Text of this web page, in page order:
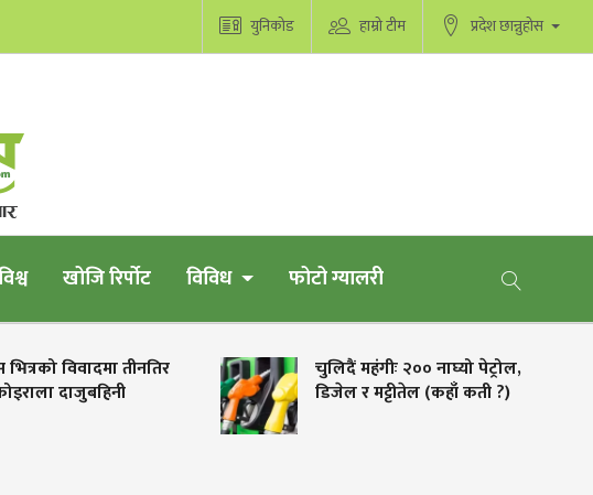
युनिकोड हाम्रो टीम प्रदेश छान्नुहोस
खोजि रिर्पोट विविध फोटो ग्यालरी
चुलिदैं महंगीः २०० नाघ्यो पेट्रोल,
डिजेल र मट्टीतेल (कहाँ कती ?)
इतर पक्षको
संस्थापनको